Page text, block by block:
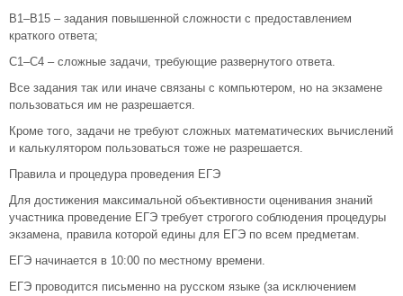
В1–В15 – задания повышенной сложности с предоставлением
краткого ответа;
С1–С4 – сложные задачи, требующие развернутого ответа.
Все задания так или иначе связаны с компьютером, но на экзамене
пользоваться им не разрешается.
Кроме того, задачи не требуют сложных математических вычислений
и калькулятором пользоваться тоже не разрешается.
Правила и процедура проведения ЕГЭ
Для достижения максимальной объективности оценивания знаний
участника проведение ЕГЭ требует строгого соблюдения процедуры
экзамена, правила которой едины для ЕГЭ по всем предметам.
ЕГЭ начинается в 10:00 по местному времени.
ЕГЭ проводится письменно на русском языке (за исключением